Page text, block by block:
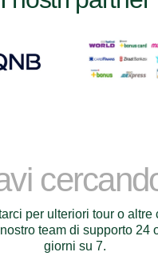
per ulteriori tour o altre
team di supporto 24
giorni su 7.